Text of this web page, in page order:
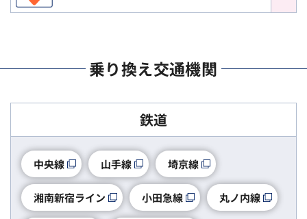
乗り換え交通機関
鉄道
中央線 山手線 埼京線
湘南新宿ライン 小田急線 丸ノ内線